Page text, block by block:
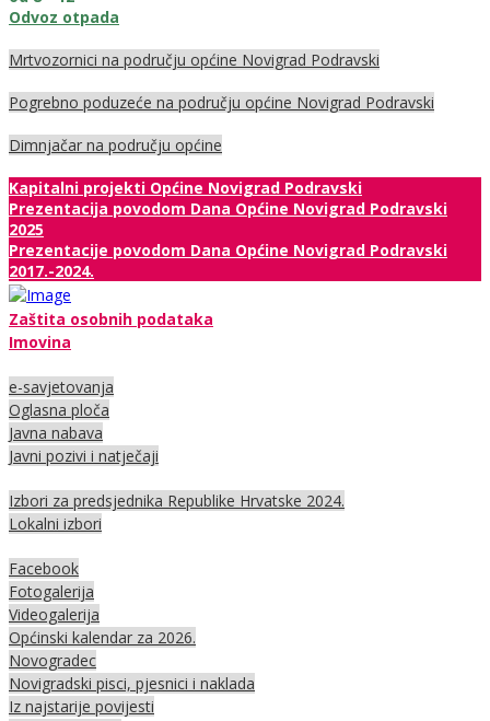
Odvoz otpada
Mrtvozornici na području općine Novigrad Podravski
Pogrebno poduzeće na području općine Novigrad Podravski
Dimnjačar na području općine
Kapitalni projekti Općine Novigrad Podravski
Prezentacija povodom Dana Općine Novigrad Podravski
2025
Prezentacije povodom Dana Općine Novigrad Podravski
2017.-2024.
Zaštita osobnih podataka
Imovina
e-savjetovanja
Oglasna ploča
Javna nabava
Javni pozivi i natječaji
Izbori za predsjednika Republike Hrvatske 2024.
Lokalni izbori
Facebook
Fotogalerija
Videogalerija
Općinski kalendar za 2026.
Novogradec
Novigradski pisci, pjesnici i naklada
Iz najstarije povijesti